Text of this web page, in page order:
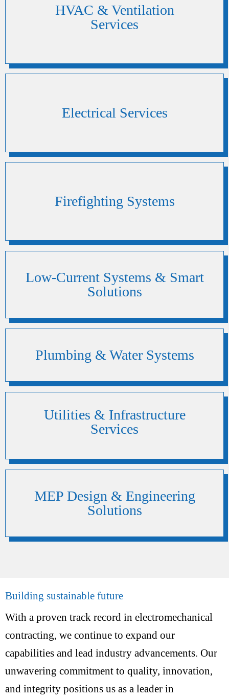
HVAC & Ventilation
Services
Electrical Services
Firefighting Systems
Low-Current Systems & Smart
Solutions
Plumbing & Water Systems
Utilities & Infrastructure
Services
MEP Design & Engineering
Solutions
Building sustainable future
With a proven track record in electromechanical
contracting, we continue to expand our
capabilities and lead industry advancements. Our
unwavering commitment to quality, innovation,
and integrity positions us as a leader in